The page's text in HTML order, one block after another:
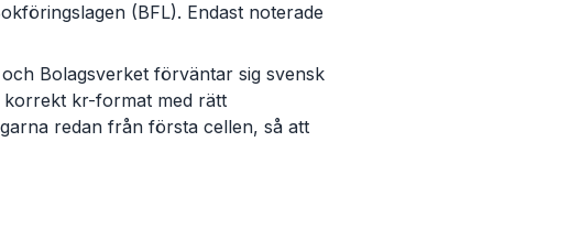
(BFL). Endast noterade
Bolagsverket förväntar sig svensk
kr-format med rätt
redan från första cellen, så att